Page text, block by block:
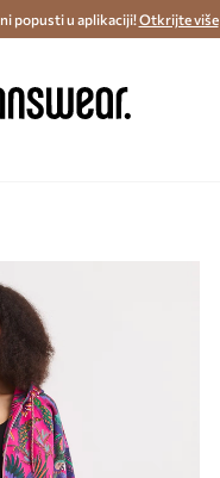
Dostava u roku 48 sati >
popusti u aplikaciji!Otkrijte više